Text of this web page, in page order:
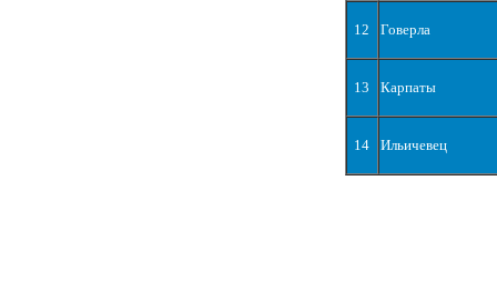
12 Говерла
13 Карпаты
14 Ильичевец